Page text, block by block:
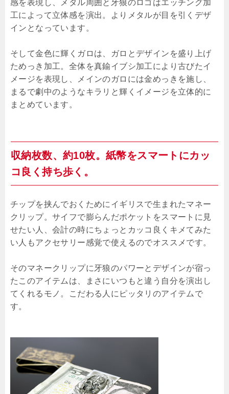
感を表現し、メタル周囲と牙狼のロゴはエッチング加
工によって立体感を演出。よりメタルが目を引くデザ
インとなっています。
そして金色に輝くガロは、ガロとデザインを盛り上げ
ためっき加工。全体を真鍮イブシ加工により古びたイ
メージを表現し、メインのガロには金めっきを施し、
まるで劇中のようなキラリと輝くイメージを立体的に
まとめています。
収納枚数、約10枚。紙幣をスマートにカッ
コ良く持ち歩く。
チップを挟んでおくためにイギリスで生まれたマネー
クリップ。サイフで膨らんだポケットをスマートに見
せたい人、会計の時にちょっとカッコ良くキメてみた
い人もアクセサリー感覚で使えるのでオススメです。
そのマネークリップに牙狼のパワーとデザインが宿っ
たこのアイテムは、まさにいつもと違う自分を演出し
てくれるモノ。こだわる人にピッタリのアイテムで
す。